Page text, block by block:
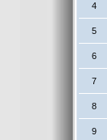
4
5
6
7
8
9